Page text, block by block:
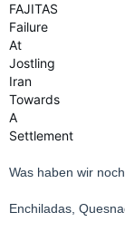
FAJITAS
Failure
At
Jostling
Iran
Towards
A
Settlement
Was haben wir noch
Enchiladas,